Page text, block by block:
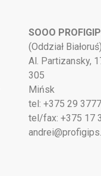
SOOO
(Oddział Białoruś)
Al. Partizansky,
305
Mińsk
tel: +375 29
tel/fax: +375 17